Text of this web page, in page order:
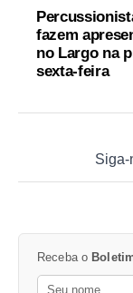
fazem
no Largo na
sexta-feira
Siga-
Receba o